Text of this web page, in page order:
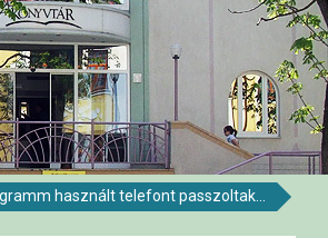
használt telefont passzoltak...